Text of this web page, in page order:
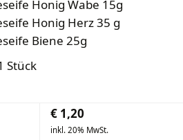
Honig Wabe 15g
Honig Herz 35 g
Biene 25g
Stück
€ 1,20
inkl. 20% MwSt.